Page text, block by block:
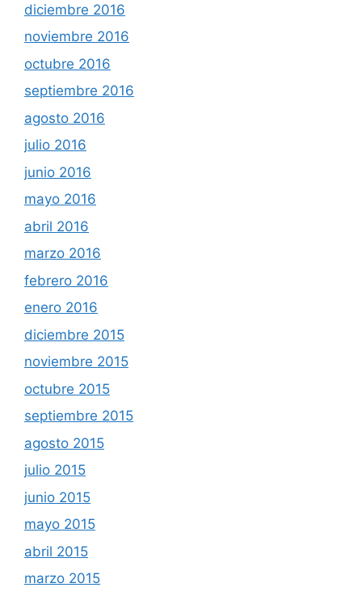
diciembre 2016
noviembre 2016
octubre 2016
septiembre 2016
agosto 2016
julio 2016
junio 2016
mayo 2016
abril 2016
marzo 2016
febrero 2016
enero 2016
diciembre 2015
noviembre 2015
octubre 2015
septiembre 2015
agosto 2015
julio 2015
junio 2015
mayo 2015
abril 2015
marzo 2015